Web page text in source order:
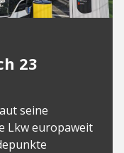
23
seine
Lkw europaweit